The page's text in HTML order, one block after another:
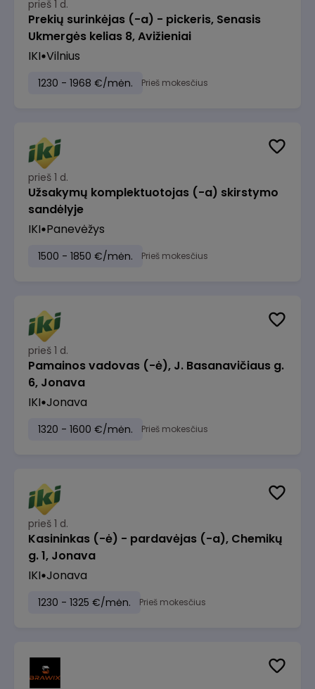
prieš 1 d.
Prekių surinkėjas (-a) - pickeris, Senasis
Ukmergės kelias 8, Avižieniai
IKI Vilnius
1230 - 1968 €/mėn. Prieš mokesčius
prieš 1 d.
Užsakymų komplektuotojas (-a) skirstymo
sandėlyje
IKI Panevėžys
1500 - 1850 €/mėn. Prieš mokesčius
prieš 1 d.
Pamainos vadovas (-ė), J. Basanavičiaus g.
6, Jonava
IKI Jonava
1320 - 1600 €/mėn. Prieš mokesčius
prieš 1 d.
Kasininkas (-ė) - pardavėjas (-a), Chemikų
g. 1, Jonava
IKI Jonava
1230 - 1325 €/mėn. Prieš mokesčius